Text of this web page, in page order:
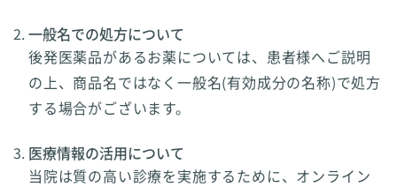
一般名での処方について
後発医薬品があるお薬については、患者様へご説明
の上、商品名ではなく一般名(有効成分の名称)で処方
する場合がございます。
医療情報の活用について
当院は質の高い診療を実施するために、オンライン